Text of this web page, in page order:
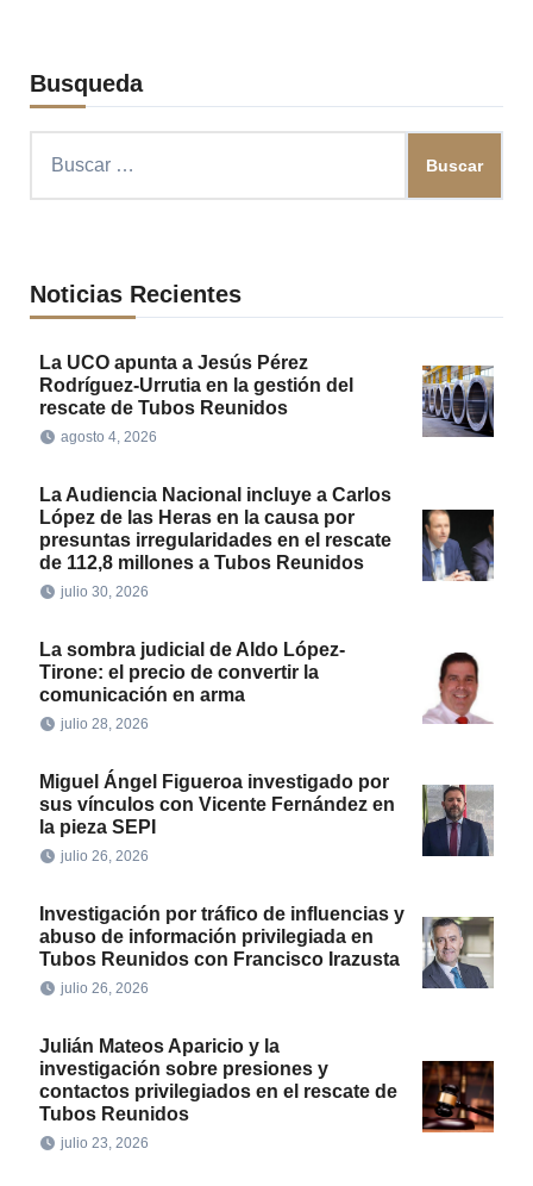
Busqueda
Noticias Recientes
La UCO apunta a Jesús Pérez
Rodríguez-Urrutia en la gestión del
rescate de Tubos Reunidos
agosto 4, 2026
La Audiencia Nacional incluye a Carlos
López de las Heras en la causa por
presuntas irregularidades en el rescate
de 112,8 millones a Tubos Reunidos
julio 30, 2026
La sombra judicial de Aldo López-
Tirone: el precio de convertir la
comunicación en arma
julio 28, 2026
Miguel Ángel Figueroa investigado por
sus vínculos con Vicente Fernández en
la pieza SEPI
julio 26, 2026
Investigación por tráfico de influencias y
abuso de información privilegiada en
Tubos Reunidos con Francisco Irazusta
julio 26, 2026
Julián Mateos Aparicio y la
investigación sobre presiones y
contactos privilegiados en el rescate de
Tubos Reunidos
julio 23, 2026